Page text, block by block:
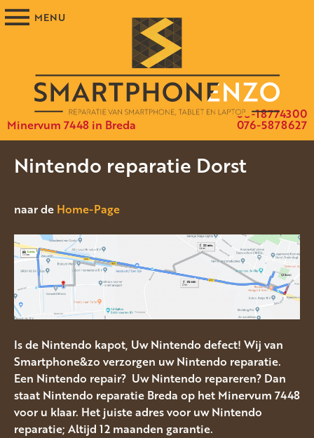
Minervum 7448 in Breda 076-5878627
06-18774300
Nintendo reparatie Dorst
naar de Home-Page
Is de Nintendo kapot, Uw Nintendo defect! Wij van
Smartphone&zo verzorgen uw Nintendo reparatie.
Een Nintendo repair? Uw Nintendo repareren? Dan
staat Nintendo reparatie Breda op het Minervum 7448
voor u klaar. Het juiste adres voor uw Nintendo
reparatie; Altijd 12 maanden garantie.